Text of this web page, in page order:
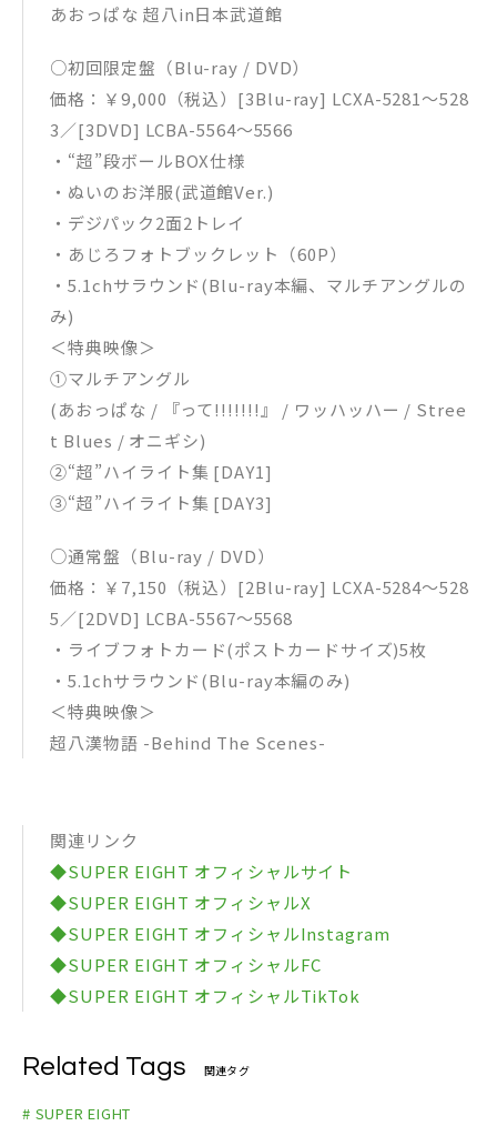
あおっぱな 超八in日本武道館
○初回限定盤（Blu-ray / DVD）
価格：￥9,000（税込）[3Blu-ray] LCXA-5281～528
3／[3DVD] LCBA-5564～5566
・“超”段ボールBOX仕様
・ぬいのお洋服(武道館Ver.)
・デジパック2面2トレイ
・あじろフォトブックレット（60P）
・5.1chサラウンド(Blu-ray本編、マルチアングルの
み)
＜特典映像＞
①マルチアングル
(あおっぱな / 『って!!!!!!!』 / ワッハッハー / Stree
t Blues / オニギシ)
②“超”ハイライト集 [DAY1]
③“超”ハイライト集 [DAY3]
○通常盤（Blu-ray / DVD）
価格：￥7,150（税込）[2Blu-ray] LCXA-5284〜528
5／[2DVD] LCBA-5567～5568
・ライブフォトカード(ポストカードサイズ)5枚
・5.1chサラウンド(Blu-ray本編のみ)
＜特典映像＞
超八漢物語 -Behind The Scenes-
関連リンク
◆SUPER EIGHT オフィシャルサイト
◆SUPER EIGHT オフィシャルX
◆SUPER EIGHT オフィシャルInstagram
◆SUPER EIGHT オフィシャルFC
◆SUPER EIGHT オフィシャルTikTok
Related Tags 関連タグ
# SUPER EIGHT